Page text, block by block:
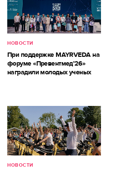
НОВОСТИ
При поддержке MAYRVEDA на
форуме «Превентмед’26»
наградили молодых ученых
НОВОСТИ